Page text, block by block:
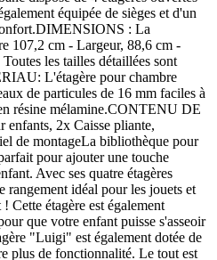
équipée de sièges et d'un
: La
107,2 cm - Largeur, 88,6 cm -
les tailles détaillées sont
L'étagère pour chambre
de particules de 16 mm faciles à
résine mélamine.CONTENU DE
2x Caisse pliante,
de montageLa bibliothèque pour
pour ajouter une touche
Avec ses quatre étagères
rangement idéal pour les jouets et
Cette étagère est également
que votre enfant puisse s'asseoir
"Luigi" est également dotée de
plus de fonctionnalité. Le tout est